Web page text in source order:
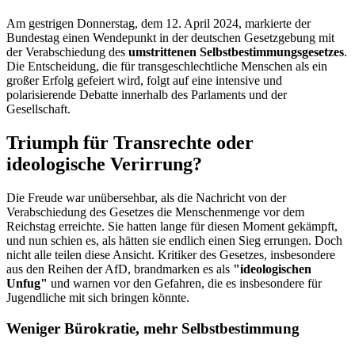
Am gestrigen Donnerstag, dem 12. April 2024, markierte der
Bundestag einen Wendepunkt in der deutschen Gesetzgebung mit
der Verabschiedung des umstrittenen Selbstbestimmungsgesetzes.
Die Entscheidung, die für transgeschlechtliche Menschen als ein
großer Erfolg gefeiert wird, folgt auf eine intensive und
polarisierende Debatte innerhalb des Parlaments und der
Gesellschaft.
Triumph für Transrechte oder
ideologische Verirrung?
Die Freude war unübersehbar, als die Nachricht von der
Verabschiedung des Gesetzes die Menschenmenge vor dem
Reichstag erreichte. Sie hatten lange für diesen Moment gekämpft,
und nun schien es, als hätten sie endlich einen Sieg errungen. Doch
nicht alle teilen diese Ansicht. Kritiker des Gesetzes, insbesondere
aus den Reihen der AfD, brandmarken es als "ideologischen
Unfug" und warnen vor den Gefahren, die es insbesondere für
Jugendliche mit sich bringen könnte.
Weniger Bürokratie, mehr Selbstbestimmung